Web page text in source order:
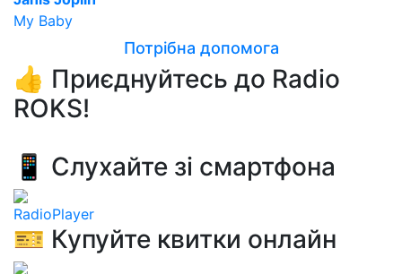
My Baby
Потрібна допомога
👍 Приєднуйтесь до Radio
ROKS!
📱 Слухайте зі смартфона
RadioPlayer
🎫 Купуйте квитки онлайн